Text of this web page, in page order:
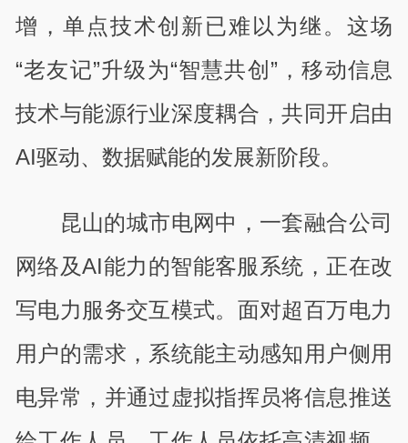
增，单点技术创新已难以为继。这场
“老友记”升级为“智慧共创”，移动信息
技术与能源行业深度耦合，共同开启由
AI驱动、数据赋能的发展新阶段。
昆山的城市电网中，一套融合公司
网络及AI能力的智能客服系统，正在改
写电力服务交互模式。面对超百万电力
用户的需求，系统能主动感知用户侧用
电异常，并通过虚拟指挥员将信息推送